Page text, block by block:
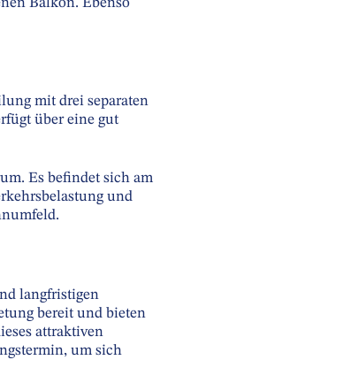
Balkon. Ebenso
mit drei separaten
über eine gut
Es befindet sich am
und
langfristigen
bereit und bieten
attraktiven
um sich